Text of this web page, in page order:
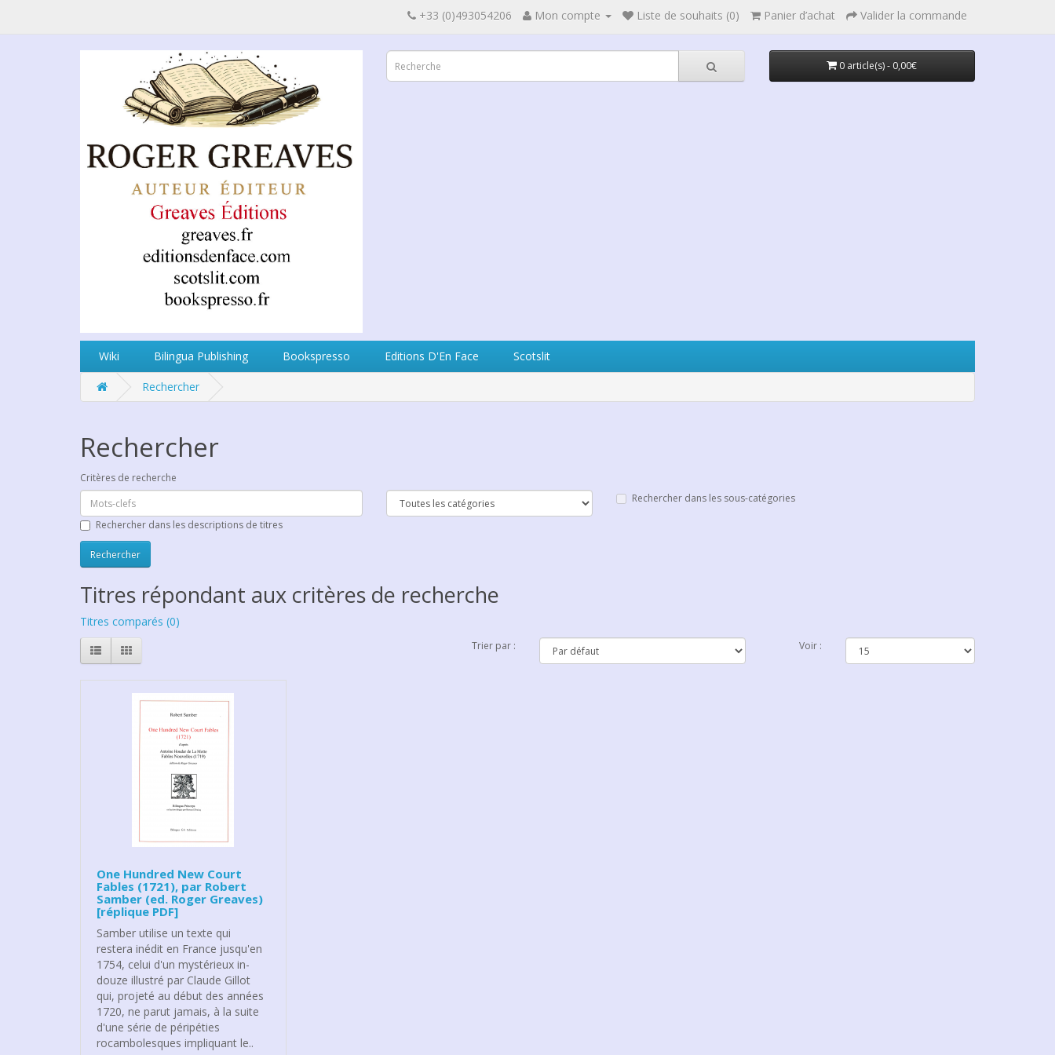
+33 (0)493054206 Mon compte Liste de souhaits (0) Panier d’achat Valider la commande
0 article(s) - 0,00€
Wiki Bilingua Publishing Bookspresso Editions D'En Face Scotslit
Rechercher
Rechercher
Critères de recherche
Rechercher dans les sous-catégories
Rechercher dans les descriptions de titres
Titres répondant aux critères de recherche
Titres comparés (0)
Trier par : Voir :
One Hundred New Court
Fables (1721), par Robert
Samber (ed. Roger Greaves)
[réplique PDF]
Samber utilise un texte qui
restera inédit en France jusqu'en
1754, celui d'un mystérieux in-
douze illustré par Claude Gillot
qui, projeté au début des années
1720, ne parut jamais, à la suite
d'une série de péripéties
rocambolesques impliquant le..